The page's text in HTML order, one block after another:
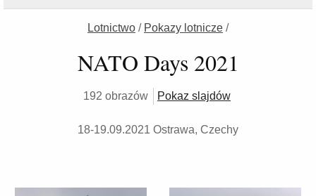
Lotnictwo / Pokazy lotnicze /
NATO Days 2021
192 obrazów Pokaz slajdów
18-19.09.2021 Ostrawa, Czechy